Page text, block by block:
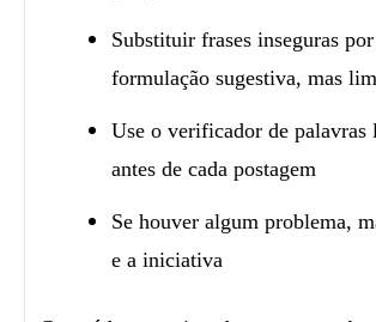
Substituir frases inseguras
formulação sugestiva, mas
Use o verificador de palavras
antes de cada postagem
Se houver algum problema,
e a iniciativa